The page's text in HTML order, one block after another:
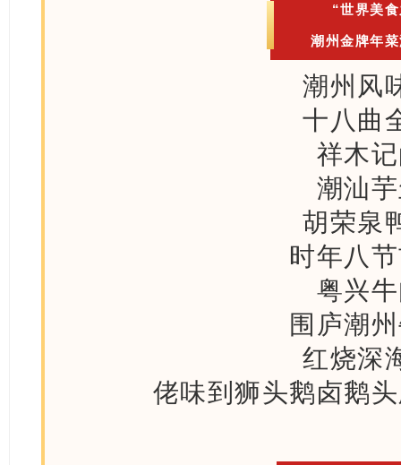
“世界美
潮州金牌年
潮州风
十八曲
祥木
潮汕
胡荣泉
时年八
粤兴
围庐潮
红烧深
佬味到狮头鹅卤鹅